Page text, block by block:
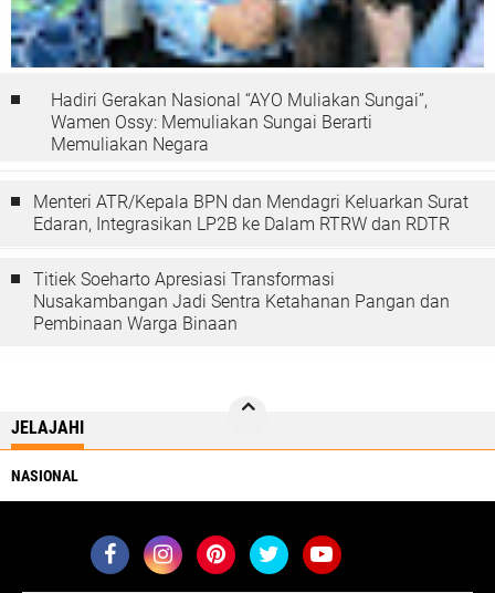
Hadiri Gerakan Nasional “AYO Muliakan Sungai”,
Wamen Ossy: Memuliakan Sungai Berarti
Memuliakan Negara
Menteri ATR/Kepala BPN dan Mendagri Keluarkan Surat
Edaran, Integrasikan LP2B ke Dalam RTRW dan RDTR
Titiek Soeharto Apresiasi Transformasi
Nusakambangan Jadi Sentra Ketahanan Pangan dan
Pembinaan Warga Binaan
JELAJAHI
NASIONAL